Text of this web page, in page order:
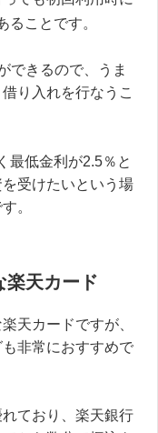
ることです。
できるので、うま
り入れを行なうこ
最低金利が2.5％と
受けたいという場
。
楽天カード
天カードですが、
非常におすすめで
ており、楽天銀行